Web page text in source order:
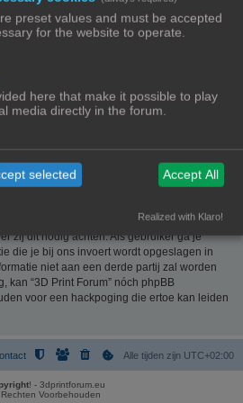
software maakt internetgebaseerde
is niet verantwoordelijk voor wat wordt
toelaatbare inhoud en/of gedrag. Meer
op
die kwetsend, obsceen, vulgair,
seksueel georiënteerd of enig ander
je eigen land, het land waar “3D Print
leiden dat je met onmiddellijke ingang en
dit forum. Tevens kan je provider worden
berichten worden opgeslagen om deze
onderwerp te verwijderen, te wijzigen, te
zij dit nodig achten. Als gebruiker ga je
die je bij ons invoert wordt opgeslagen in
niet aan een derde partij zal worden
kan “3D Print Forum” nóch phpBB
voor een hackpoging die ertoe kan leiden
Alle tijden zijn UTC+02:00
! - 3dprintforum.eu
Voorbehouden
preset values and must be accepted
for the website to operate.
here that make it possible to play
media directly in the forum.
selected Accept All
Realized with Klaro!